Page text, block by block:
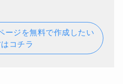
ージを無料で作成したい
コチラ